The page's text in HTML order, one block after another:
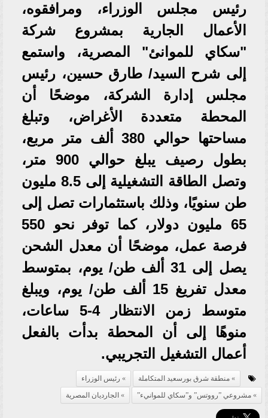
رئيس مجلس الوزراء، ومرافقوه،
الأعمال الجارية بمشروع شركة
"سكاي للموانئ" المصرية، واستمع
إلى شرح السيد/ طارق حسين، رئيس
مجلس إدارة الشركة، موضحًا أن
المحطة متعددة الأغراض، وتبلغ
مساحتها حوالي 380 ألف متر مربع،
بطول رصيف يبلغ حوالي 900 متر،
وتصل الطاقة التشغيلية إلى 8.5 مليون
طن سنويًا، وذلك باستثمارات تصل إلى
65 مليون دولار، كما توفر نحو 550
فرصة عمل، موضحًا أن معدل الشحن
يصل إلى 31 ألف طن/ يوم، بمتوسط
معدل تفريغ 15 ألف طن/ يوم، ويبلغ
متوسط زمن الانتظار 4-5 ساعات،
منوهًا إلى أن المحطة بدأت بالفعل
أعمال التشغيل التجريبي.
منطقة شرق بورسعيد المتكاملة
رئيس الوزراء
مشروعي ”رووتس” و”سكاي للموانيء”
الجارديان المصرية